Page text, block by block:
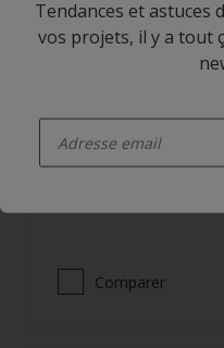
Alpha Rezisto Easy
à
Comparer
Tendances et astuces
vos projets, il y a tout